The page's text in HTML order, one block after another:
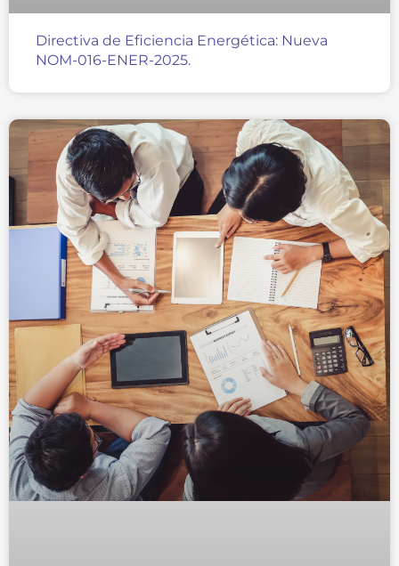
Directiva de Eficiencia Energética: Nueva
NOM-016-ENER-2025.